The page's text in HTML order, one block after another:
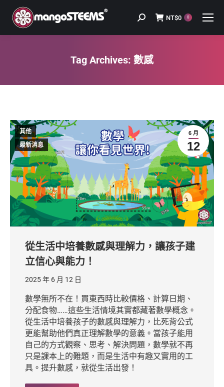
Search: NT$0 0
Tag Archives: 數感
6 月
12
其他
最新消息
從生活中培養數感與理解力，讓孩子建
立信心與能力！
2025 年 6 月 12 日
數學無所不在！買東西時比較價格、計算日期、
分配食物……這些生活情境其實都藏著數學概念。
從生活中培養孩子的數感與理解力，比死背公式
更能幫助他們真正理解數學的意義。當孩子能用
自己的方式觀察、思考、解決問題，數學就不再
只是課本上的難題，而是生活中有趣又實用的工
具。提升數感，就從生活出發！